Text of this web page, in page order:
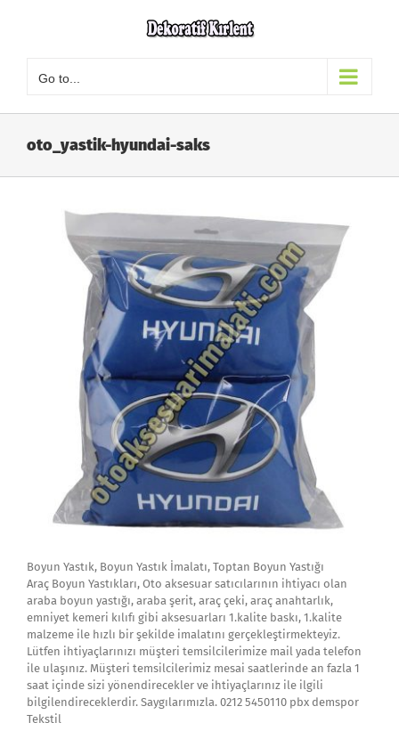
Go to...
oto_yastik-hyundai-saks
Boyun Yastık, Boyun Yastık İmalatı, Toptan Boyun Yastığı
Araç Boyun Yastıkları, Oto aksesuar satıcılarının ihtiyacı olan
araba boyun yastığı, araba şerit, araç çeki, araç anahtarlık,
emniyet kemeri kılıfı gibi aksesuarları 1.kalite baskı, 1.kalite
malzeme ile hızlı bir şekilde imalatını gerçekleştirmekteyiz.
Lütfen ihtiyaçlarınızı müşteri temsilcilerimize mail yada telefon
ile ulaşınız. Müşteri temsilcilerimiz mesai saatlerinde an fazla 1
saat içinde sizi yönendirecekler ve ihtiyaçlarınız ile ilgili
bilgilendireceklerdir. Saygılarımızla. 0212 5450110 pbx demspor
Tekstil